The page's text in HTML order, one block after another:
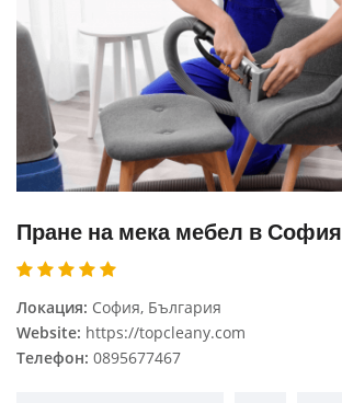
Пране на мека мебел в София
Локация: София, България
Website: https://topcleany.com
Телефон: 0895677467